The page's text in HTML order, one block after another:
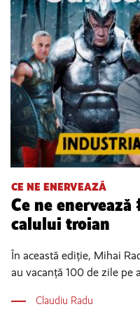
CE NE ENERVEAZĂ
Ce ne
calului troian
În această ediție, Mihai
au vacanță 100 de zile pe
Claudiu Radu